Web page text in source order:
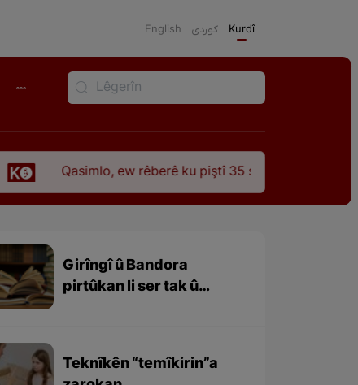
English كوردی Kurdî
ew rêberê ku piştî 35 sal ji şehîdbûna wî hê jî
Girîngî û Bandora
pirtûkan li ser tak û
Teknîkên “temîkirin”a